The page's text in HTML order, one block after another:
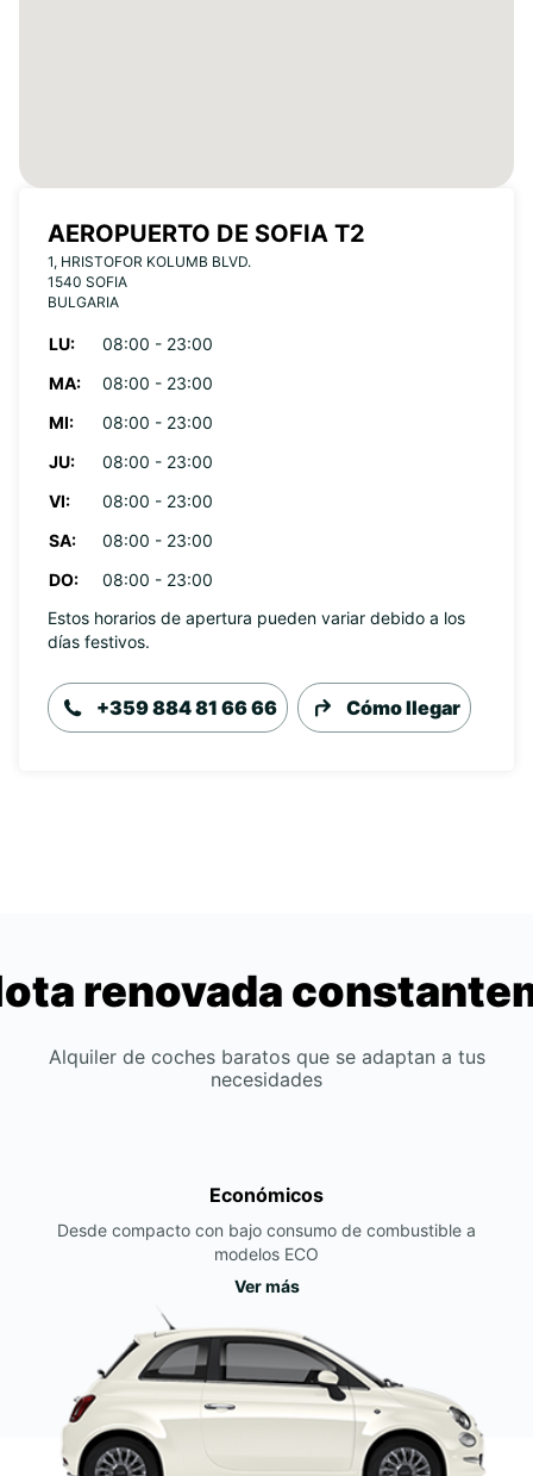
AEROPUERTO DE SOFIA T2
1, HRISTOFOR KOLUMB BLVD.
1540 SOFIA
BULGARIA
LU:
08:00 - 23:00
MA:
08:00 - 23:00
MI:
08:00 - 23:00
JU:
08:00 - 23:00
VI:
08:00 - 23:00
SA:
08:00 - 23:00
DO:
08:00 - 23:00
Estos horarios de apertura pueden variar debido a los
días festivos.
+359 884 81 66 66 Cómo llegar
renovada
Alquiler de coches baratos que se adaptan a tus
necesidades
Económicos
Desde compacto con bajo consumo de combustible a
modelos ECO
Ver más